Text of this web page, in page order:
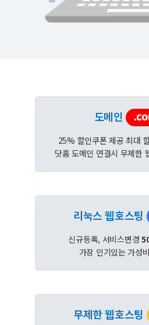
도메인
25% 할인쿠폰 제공 최대
닷홈 도메인 연결시 무제한
리눅스 웹호스팅
신규등록, 서비스변경
가장 인기있는 가성
무제한 웹호스팅